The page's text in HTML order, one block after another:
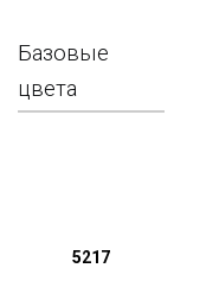
Базовые
цвета
5217